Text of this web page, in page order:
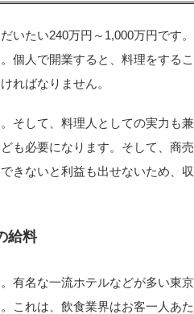
いたい240万円～1,000万円です
個人で開業すると、料理をする
ればなりません。
そして、料理人としての実力も
も必要になります。そして、商
きないと利益も出せないため、
給料
有名な一流ホテルなどが多い東
これは、飲食業界はお客一人あ